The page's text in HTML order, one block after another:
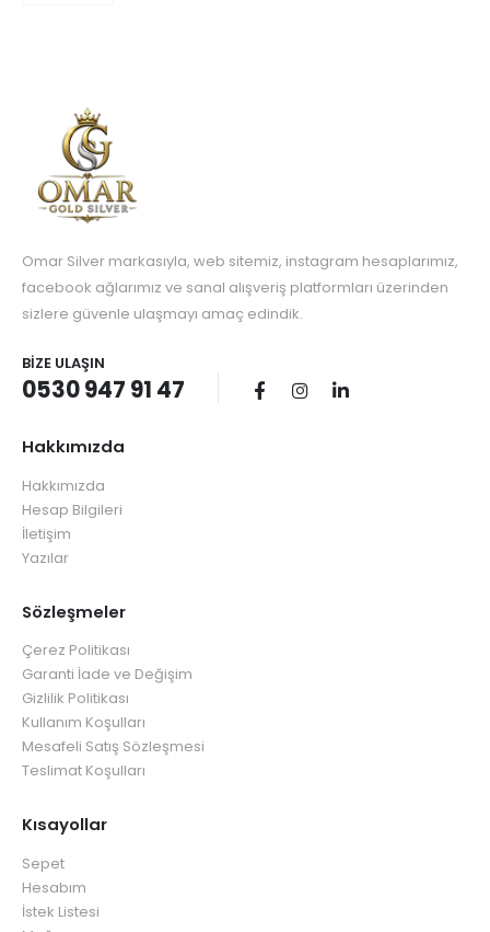
Omar Silver markasıyla, web sitemiz, instagram hesaplarımız,
facebook ağlarımız ve sanal alışveriş platformları üzerinden
sizlere güvenle ulaşmayı amaç edindik.
BIZE ULAŞIN
0530 947 91 47
Hakkımızda
Hakkımızda
Hesap Bilgileri
İletişim
Yazılar
Sözleşmeler
Çerez Politikası
Garanti İade ve Değişim
Gizlilik Politikası
Kullanım Koşulları
Mesafeli Satış Sözleşmesi
Teslimat Koşulları
Kısayollar
Sepet
Hesabım
İstek Listesi